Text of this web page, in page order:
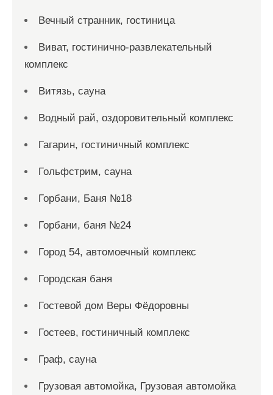
Вечный странник, гостиница
Виват, гостинично-развлекательный
комплекс
Витязь, сауна
Водный рай, оздоровительный комплекс
Гагарин, гостиничный комплекс
Гольфстрим, сауна
Горбани, Баня №18
Горбани, баня №24
Город 54, автомоечный комплекс
Городская баня
Гостевой дом Веры Фёдоровны
Гостеев, гостиничный комплекс
Граф, сауна
Грузовая автомойка, Грузовая автомойка